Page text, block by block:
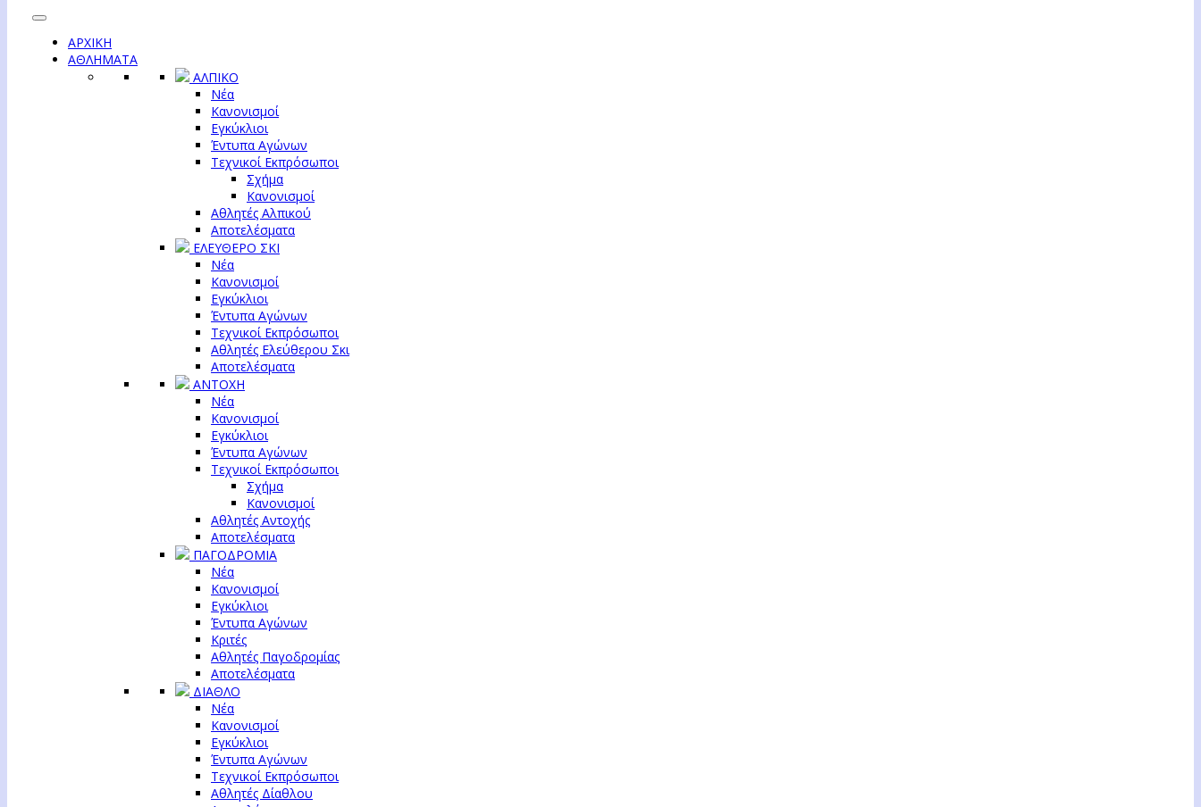
ΑΡΧΙΚΗ
ΑΘΛΗΜΑΤΑ
ΑΛΠΙΚΟ
Νέα
Κανονισμοί
Εγκύκλιοι
Έντυπα Αγώνων
Τεχνικοί Εκπρόσωποι
Σχήμα
Κανονισμοί
Αθλητές Αλπικού
Αποτελέσματα
ΕΛΕΥΘΕΡΟ ΣΚΙ
Νέα
Κανονισμοί
Εγκύκλιοι
Έντυπα Αγώνων
Τεχνικοί Εκπρόσωποι
Αθλητές Ελεύθερου Σκι
Αποτελέσματα
ΑΝΤΟΧΗ
Νέα
Κανονισμοί
Εγκύκλιοι
Έντυπα Αγώνων
Τεχνικοί Εκπρόσωποι
Σχήμα
Κανονισμοί
Αθλητές Αντοχής
Αποτελέσματα
ΠΑΓΟΔΡΟΜΙΑ
Νέα
Κανονισμοί
Εγκύκλιοι
Έντυπα Αγώνων
Κριτές
Αθλητές Παγοδρομίας
Αποτελέσματα
ΔΙΑΘΛΟ
Νέα
Κανονισμοί
Εγκύκλιοι
Έντυπα Αγώνων
Τεχνικοί Εκπρόσωποι
Αθλητές Δίαθλου